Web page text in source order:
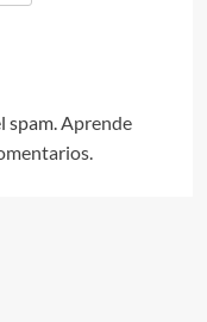
spam. Aprende